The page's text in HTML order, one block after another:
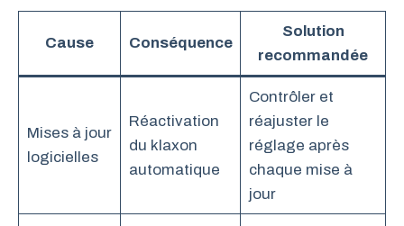
Cause Conséquence
Solution
recommandée
Mises à jour
logicielles
Réactivation
du klaxon
automatique
Contrôler et
réajuster le
réglage après
chaque mise à
jour